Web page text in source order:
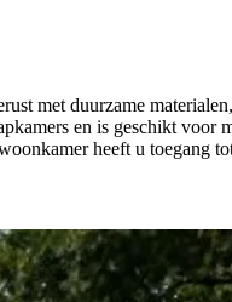
met duurzame
en is geschikt voor
heeft u toegang